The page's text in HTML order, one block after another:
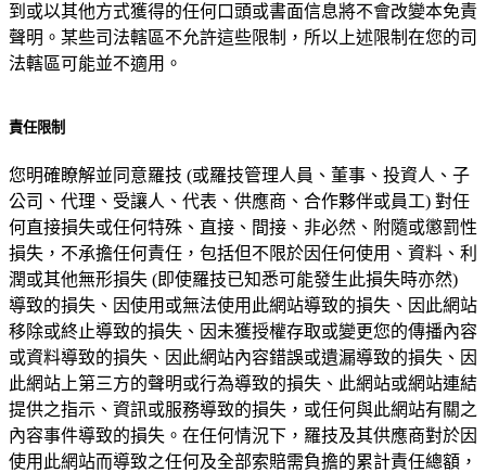
到或以其他方式獲得的任何口頭或書面信息將不會改變本免責
聲明。某些司法轄區不允許這些限制，所以上述限制在您的司
法轄區可能並不適用。
責任限制
您明確瞭解並同意羅技 (或羅技管理人員、董事、投資人、子
公司、代理、受讓人、代表、供應商、合作夥伴或員工) 對任
何直接損失或任何特殊、直接、間接、非必然、附隨或懲罰性
損失，不承擔任何責任，包括但不限於因任何使用、資料、利
潤或其他無形損失 (即使羅技已知悉可能發生此損失時亦然)
導致的損失、因使用或無法使用此網站導致的損失、因此網站
移除或終止導致的損失、因未獲授權存取或變更您的傳播內容
或資料導致的損失、因此網站內容錯誤或遺漏導致的損失、因
此網站上第三方的聲明或行為導致的損失、此網站或網站連結
提供之指示、資訊或服務導致的損失，或任何與此網站有關之
內容事件導致的損失。在任何情況下，羅技及其供應商對於因
使用此網站而導致之任何及全部索賠需負擔的累計責任總額，